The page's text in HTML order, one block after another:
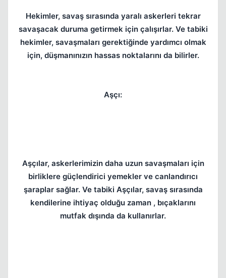
Hekimler, savaş sırasında yaralı askerleri tekrar
savaşacak duruma getirmek için çalışırlar. Ve tabiki
hekimler, savaşmaları gerektiğinde yardımcı olmak
için, düşmanınızın hassas noktalarını da bilirler.
Aşçı:
Aşçılar, askerlerimizin daha uzun savaşmaları için
birliklere güçlendirici yemekler ve canlandırıcı
şaraplar sağlar. Ve tabiki Aşçılar, savaş sırasında
kendilerine ihtiyaç olduğu zaman , bıçaklarını
mutfak dışında da kullanırlar.